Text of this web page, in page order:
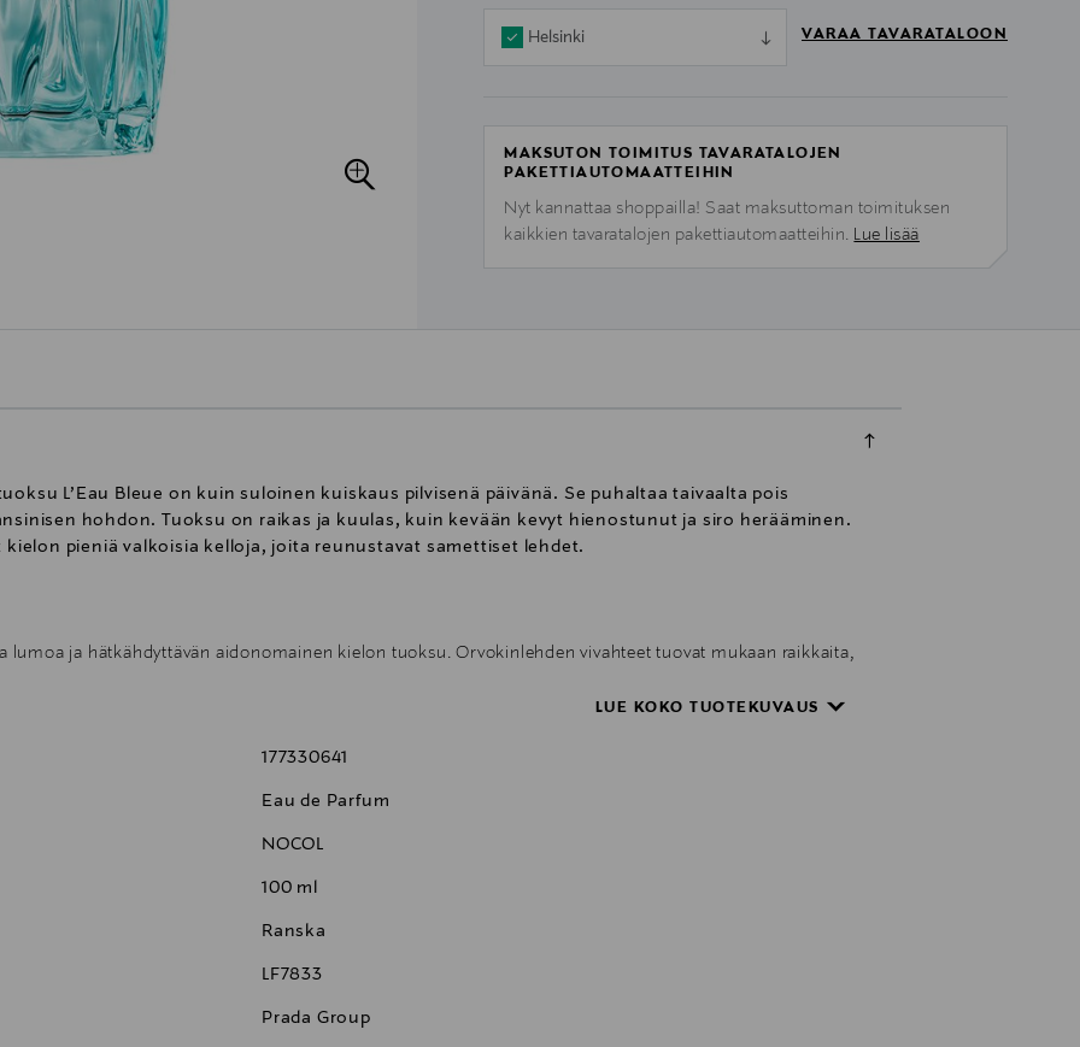
Helsinki VARAA TAVARATALOON
MAKSUTON TOIMITUS TAVARATALOJEN
PAKETTIAUTOMAATTEIHIN
Nyt kannattaa shoppailla! Saat maksuttoman toimituksen
kaikkien tavaratalojen pakettiautomaatteihin. Lue lisää
L’Eau Bleue on kuin suloinen kuiskaus pilvisenä päivänä. Se puhaltaa taivaalta pois
hohdon. Tuoksu on raikas ja kuulas, kuin kevään kevyt hienostunut ja siro herääminen.
pieniä valkoisia kelloja, joita reunustavat samettiset lehdet.
lumoa ja hätkähdyttävän aidonomainen kielon tuoksu. Orvokinlehden vivahteet tuovat mukaan raikkaita,
LUE KOKO TUOTEKUVAUS
177330641
Eau de Parfum
NOCOL
100 ml
Ranska
LF7833
Prada Group